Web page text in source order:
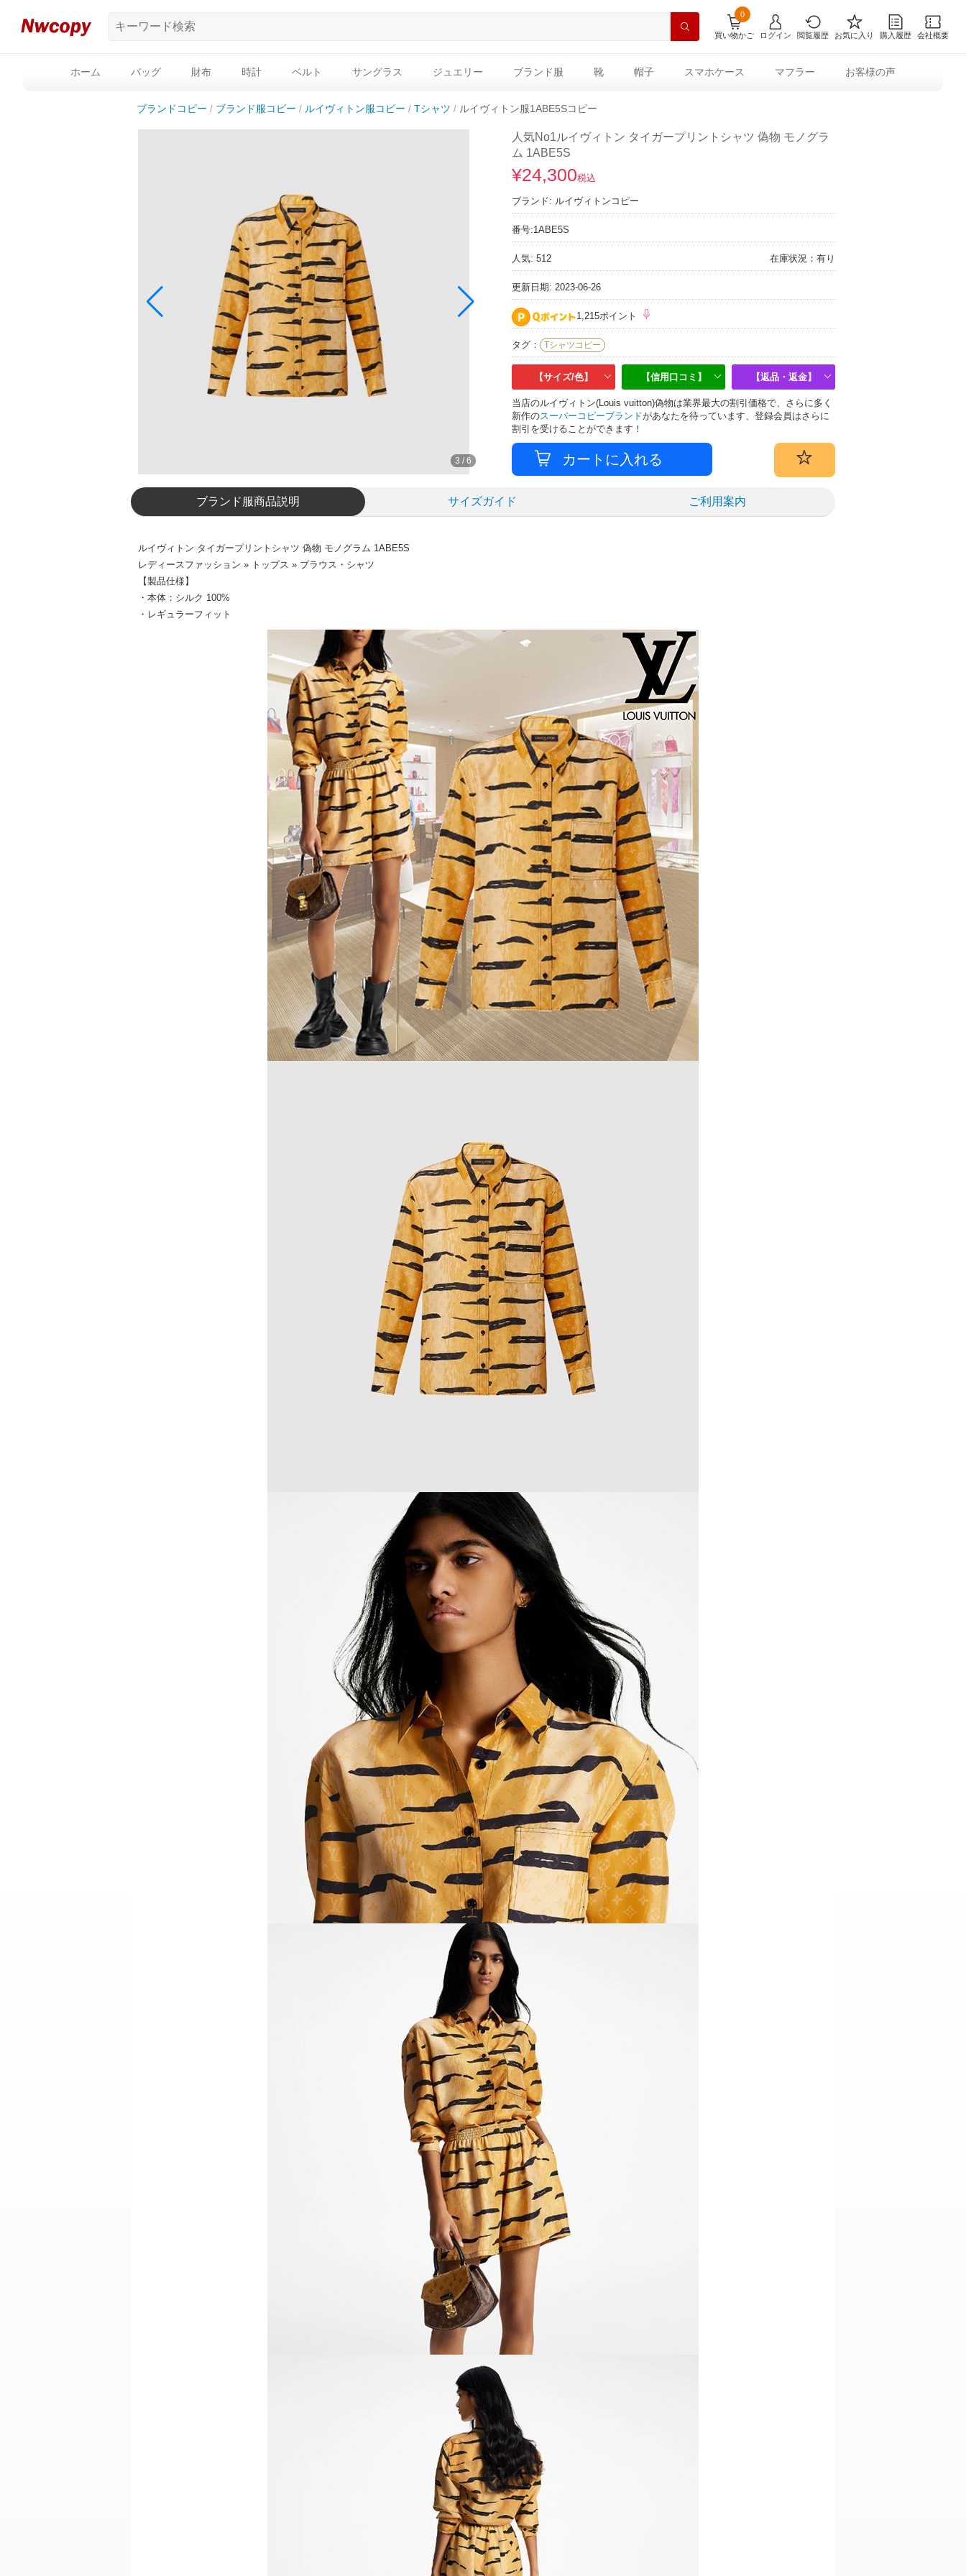
買い物かご
0
ログイン 閲覧履歴 お気に入り 購入履歴 会社概要
ホーム バッグ 財布 時計 ベルト サングラス ジュエリー ブランド服 靴 帽子 スマホケース マフラー お客様の声
ブランドコピー ブランド服コピー ルイヴィトン服コピー Tシャツ ルイヴィトン服1ABE5Sコピー
3 / 6
人気No1ルイヴィトン タイガープリントシャツ 偽物 モノグラ
ム 1ABE5S
¥24,300税込
ブランド: ルイヴィトンコピー
番号:1ABE5S
人気: 512 在庫状況：有り
更新日期: 2023-06-26
1,215ポイント
タグ： Tシャツコピー
【サイズ/色】 【信用口コミ】 【返品・返金】
当店のルイヴィトン(Louis vuitton)偽物は業界最大の割引価格で、さらに多く
新作のスーパーコピーブランドがあなたを待っています、登録会員はさらに
割引を受けることができます！
ブランド服商品説明 サイズガイド ご利用案内
ルイヴィトン タイガープリントシャツ 偽物 モノグラム 1ABE5S
レディースファッション » トップス » ブラウス・シャツ
【製品仕様】
・本体：シルク 100%
・レギュラーフィット